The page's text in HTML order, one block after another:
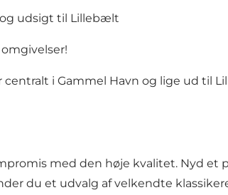
og udsigt til Lillebælt
centralt i Gammel Havn og lige ud til
med den høje kvalitet. Nyd
du et udvalg af velkendte